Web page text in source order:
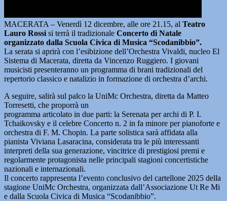
MACERATA – Venerdì 12 dicembre, alle ore 21.15, al Teatro
Lauro Rossi si terrà il tradizionale Concerto di Natale
organizzato dalla Scuola Civica di Musica “Scodanibbio”.
La serata si aprirà con l’esibizione dell’Orchestra Vivaldi, nucleo El
Sistema di Macerata, diretta da Vincenzo Ruggiero. I giovani
musicisti presenteranno un programma di brani tradizionali del
repertorio classico e natalizio in formazione di orchestra d’archi.
A seguire, salirà sul palco la UniMc Orchestra, diretta da Matteo
Torresetti, che proporrà un
programma articolato in due parti: la Serenata per archi di P. I.
Tchaikovsky e il celebre Concerto n. 2 in fa minore per pianoforte e
orchestra di F. M. Chopin. La parte solistica sarà affidata alla
pianista Viviana Lasaracina, considerata tra le più interessanti
interpreti della sua generazione, vincitrice di prestigiosi premi e
regolarmente protagonista nelle principali stagioni concertistiche
nazionali e internazionali.
Il concerto rappresenta l’evento conclusivo del cartellone 2025 della
stagione UniMc Orchestra, organizzata dall’Associazione Ut Re Mi
e dalla Scuola Civica di Musica “Scodanibbio”.